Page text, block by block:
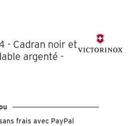
- Cadran noir et
argenté -
frais avec PayPal